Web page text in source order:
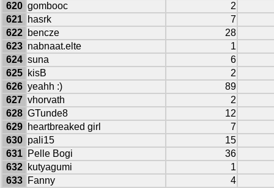
620 gombooc
2
621
hasrk
7
622
bencze
28
623 nabnaat.elte
1
624 suna
6
625
kisB
2
626 yeahh :)
89
627 vhorvath
2
628 GTunde8
12
629
heartbreaked girl
7
630 pali15
15
631
Pelle Bogi
36
632
kutyagumi
1
633
Fanny
4